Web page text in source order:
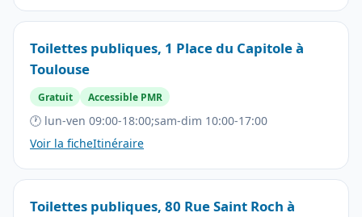
Toilettes publiques, 1 Place du Capitole à
Toulouse
Gratuit Accessible PMR
🕐 lun-ven 09:00-18:00;sam-dim 10:00-17:00
Voir la ficheItinéraire
Toilettes publiques, 80 Rue Saint Roch à